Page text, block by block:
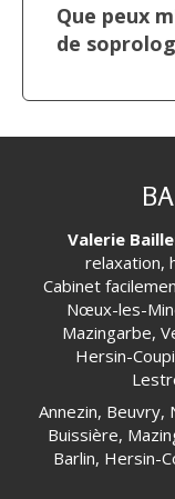
Que peux
de
Valerie
relaxation,
Cabinet
Nœux-les-
Mazingarbe,
Hersin-
Annezin,
Buissière,
Barlin, Hersin-